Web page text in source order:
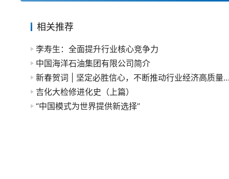
相关推荐
李寿生：全面提升行业核心竞争力
中国海洋石油集团有限公司简介
新春贺词 | 坚定必胜信心，不断
吉化大检修进化史（上篇）
“中国模式为世界提供新选择”